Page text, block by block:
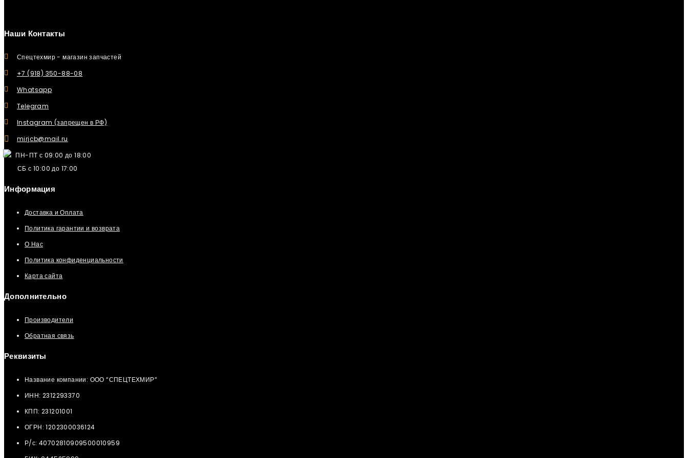
Наши Контакты
Спецтехмир - магазин запчастей
+7 (918) 350-88-08
Whatsapp
Telegram
Instagram (запрещен в РФ)
mirjcb@mail.ru
ПН-ПТ с 09:00 до 18:00
СБ с 10:00 до 17:00
Информация
Доставка и Оплата
Политика гарантии и возврата
О Нас
Политика конфиденциальности
Карта сайта
Дополнительно
Производители
Обратная связь
Реквизиты
Название компании: ООО “СПЕЦТЕХМИР“
ИНН: 2312293370
КПП: 231201001
ОГРН: 1202300036124
Р/с: 40702810909500010959